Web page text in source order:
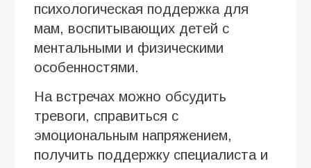
психологическая поддержка для
мам, воспитывающих детей с
ментальными и физическими
особенностями.
На встречах можно обсудить
тревоги, справиться с
эмоциональным напряжением,
получить поддержку специалиста и